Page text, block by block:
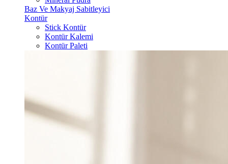
Baz Ve Makyaj Sabitleyici
Kontür
Stick Kontür
Kontür Kalemi
Kontür Paleti